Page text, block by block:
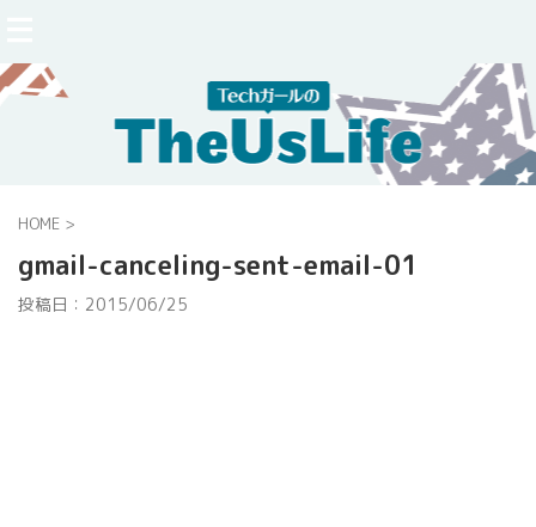
HOME >
gmail-canceling-sent-email-01
投稿日： 2015/06/25